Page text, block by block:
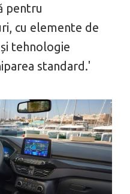
pentru
cu elemente de
tehnologie
standard.'